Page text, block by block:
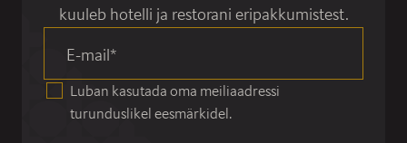
kuuleb hotelli ja restorani eripakkumistest.
E-mail*
Luban kasutada oma meiliaadressi
turunduslikel eesmärkidel.